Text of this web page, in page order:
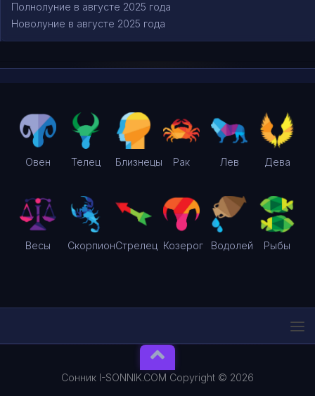
Полнолуние в августе 2025 года
Новолуние в августе 2025 года
Овен Телец Близнецы Рак Лев Дева
Весы СкорпионСтрелец Козерог Водолей Рыбы
Сонник I-SONNIK.COM Copyright © 2026